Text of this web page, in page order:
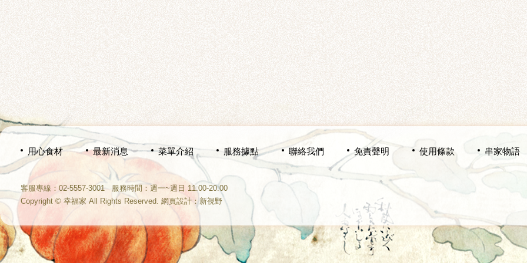
用心食材 最新消息 菜單介紹 服務據點 聯絡我們 免責聲明 使用條款 串家物語
客服專線：02-5557-3001 服務時間：週一~週日 11:00-20:00
Copyright © 幸福家 All Rights Reserved. 網頁設計 ：新視野